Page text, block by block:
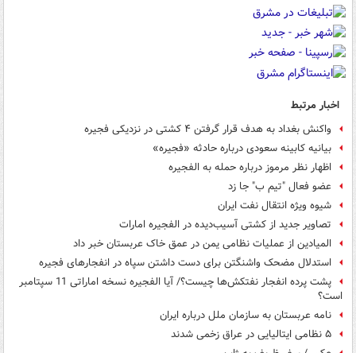
اخبار مرتبط
واکنش بغداد به هدف قرار گرفتن ۴ کشتی در نزدیکی فجیره
بیانیه کابینه سعودی درباره حادثه «فجیره»
اظهار نظر مرموز درباره حمله به الفجیره
عضو فعال "تیم ب" جا زد
شیوه ویژه انتقال نفت ایران
تصاویر جدید از کشتی آسیب‌دیده در الفجیره امارات
المیادین از عملیات نظامی یمن در عمق خاک عربستان خبر داد
استدلال مضحک واشنگتن برای دست داشتن سپاه در انفجارهای فجیره
پشت پرده انفجار نفتکش‌ها چیست؟/ آیا الفجیره نسخه اماراتی 11 سپتامبر
است؟
نامه عربستان به سازمان ملل درباره ایران
۵ نظامی ایتالیایی در عراق زخمی شدند